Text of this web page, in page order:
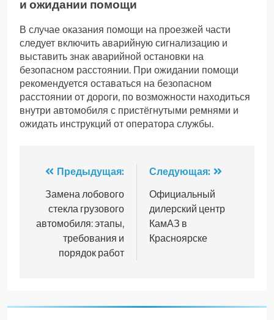
и ожидании помощи
В случае оказания помощи на проезжей части
следует включить аварийную сигнализацию и
выставить знак аварийной остановки на
безопасном расстоянии. При ожидании помощи
рекомендуется оставаться на безопасном
расстоянии от дороги, по возможности находиться
внутри автомобиля с пристёгнутыми ремнями и
ожидать инструкций от оператора службы.
Навигация
по
записям
Предыдущая:
Замена лобового
стекла грузового
автомобиля: этапы,
требования и
порядок работ
Следующая:
Официальный
дилерский центр
КамАЗ в
Красноярске